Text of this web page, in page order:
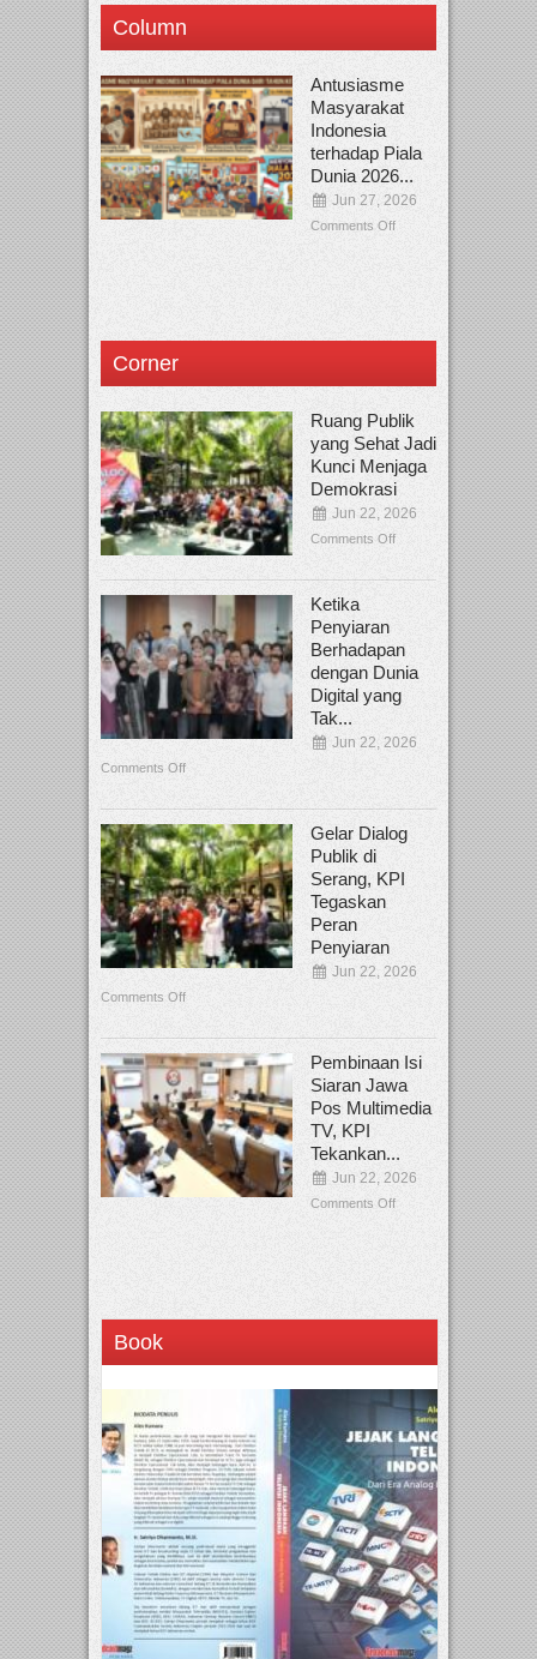
Column
Antusiasme
Masyarakat
Indonesia
terhadap Piala
Dunia 2026...
Jun 27, 2026
Comments Off
Corner
Ruang Publik
yang Sehat Jadi
Kunci Menjaga
Demokrasi
Jun 22, 2026
Comments Off
Ketika
Penyiaran
Berhadapan
dengan Dunia
Digital yang
Tak...
Jun 22, 2026
Comments Off
Gelar Dialog
Publik di
Serang, KPI
Tegaskan
Peran
Penyiaran
Jun 22, 2026
Comments Off
Pembinaan Isi
Siaran Jawa
Pos Multimedia
TV, KPI
Tekankan...
Jun 22, 2026
Comments Off
Book